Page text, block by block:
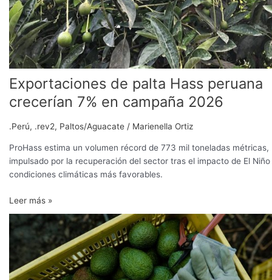
Exportaciones de palta Hass peruana
crecerían 7% en campaña 2026
.Perú, .rev2, Paltos/Aguacate / Marienella Ortiz
ProHass estima un volumen récord de 773 mil toneladas métricas,
impulsado por la recuperación del sector tras el impacto de El
condiciones climáticas más favorables.
Leer más »
ProHass
proyecta
crecimiento
de